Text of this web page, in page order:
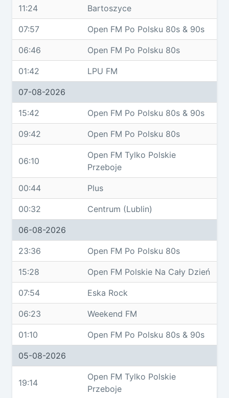
11:24 Bartoszyce
07:57 Open FM Po Polsku 80s & 90s
06:46 Open FM Po Polsku 80s
01:42 LPU FM
07-08-2026
15:42 Open FM Po Polsku 80s & 90s
09:42 Open FM Po Polsku 80s
06:10
Open FM Tylko Polskie
Przeboje
00:44 Plus
00:32 Centrum (Lublin)
06-08-2026
23:36 Open FM Po Polsku 80s
15:28 Open FM Polskie Na Cały Dzień
07:54 Eska Rock
06:23 Weekend FM
01:10 Open FM Po Polsku 80s & 90s
05-08-2026
19:14
Open FM Tylko Polskie
Przeboje